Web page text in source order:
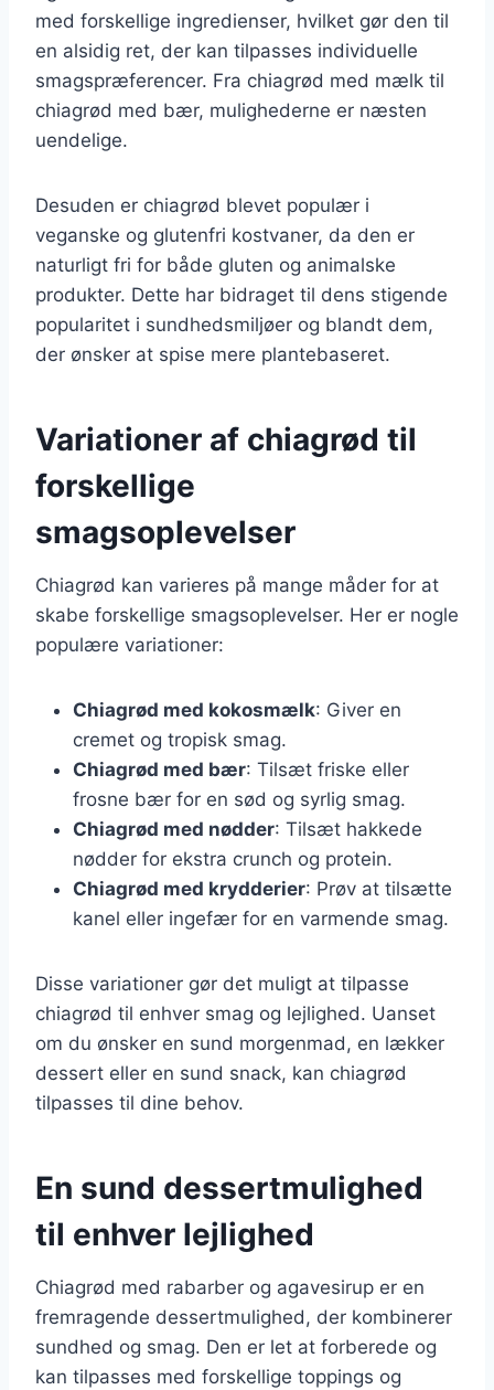
med forskellige ingredienser, hvilket gør den til
en alsidig ret, der kan tilpasses individuelle
smagspræferencer. Fra chiagrød med mælk til
chiagrød med bær, mulighederne er næsten
uendelige.
Desuden er chiagrød blevet populær i
veganske og glutenfri kostvaner, da den er
naturligt fri for både gluten og animalske
produkter. Dette har bidraget til dens stigende
popularitet i sundhedsmiljøer og blandt dem,
der ønsker at spise mere plantebaseret.
Variationer af chiagrød til
forskellige
smagsoplevelser
Chiagrød kan varieres på mange måder for at
skabe forskellige smagsoplevelser. Her er nogle
populære variationer:
Chiagrød med kokosmælk: Giver en
cremet og tropisk smag.
Chiagrød med bær: Tilsæt friske eller
frosne bær for en sød og syrlig smag.
Chiagrød med nødder: Tilsæt hakkede
nødder for ekstra crunch og protein.
Chiagrød med krydderier: Prøv at tilsætte
kanel eller ingefær for en varmende smag.
Disse variationer gør det muligt at tilpasse
chiagrød til enhver smag og lejlighed. Uanset
om du ønsker en sund morgenmad, en lækker
dessert eller en sund snack, kan chiagrød
tilpasses til dine behov.
En sund dessertmulighed
til enhver lejlighed
Chiagrød med rabarber og agavesirup er en
fremragende dessertmulighed, der kombinerer
sundhed og smag. Den er let at forberede og
kan tilpasses med forskellige toppings og